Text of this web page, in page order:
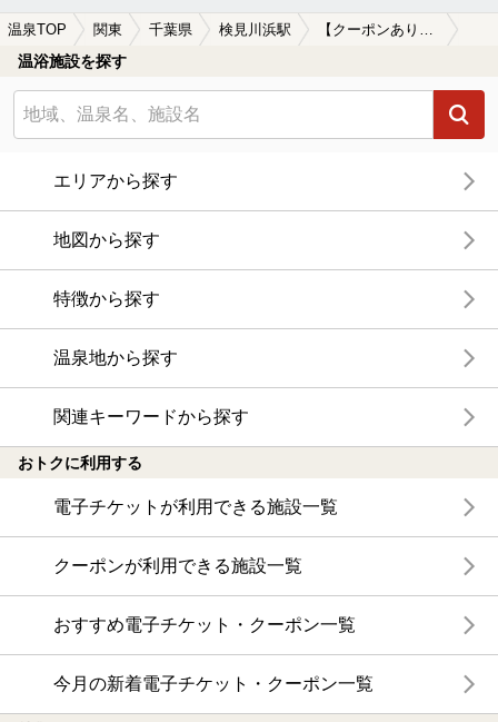
温泉TOP 関東 千葉県 検見川浜駅
温浴施設を探す
エリアから探す
地図から探す
特徴から探す
温泉地から探す
関連キーワードから探す
おトクに利用する
電子チケットが利用できる施設一覧
クーポンが利用できる施設一覧
おすすめ電子チケット・クーポン一覧
今月の新着電子チケット・クーポン一覧